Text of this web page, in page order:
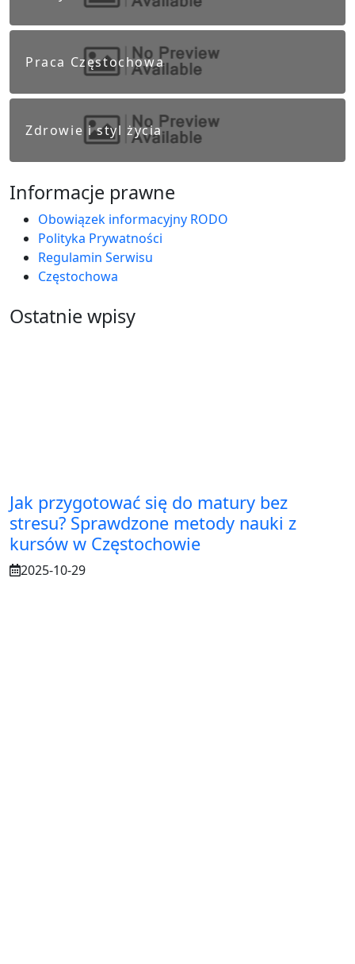
Praca Częstochowa
Zdrowie i styl życia
Informacje prawne
Obowiązek informacyjny RODO
Polityka Prywatności
Regulamin Serwisu
Częstochowa
Ostatnie wpisy
Jak przygotować się do matury bez
stresu? Sprawdzone metody nauki z
kursów w Częstochowie
2025-10-29